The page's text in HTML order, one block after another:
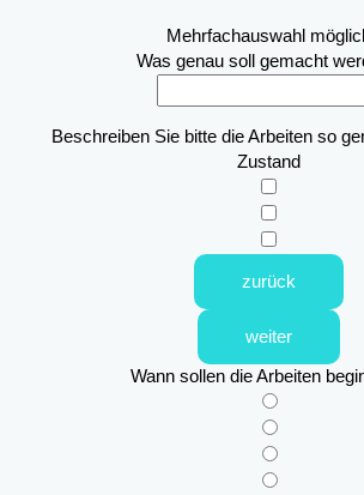
Mehrfachauswahl
Was genau soll gemacht
Beschreiben Sie bitte die Arbeiten so
Zustand
zurück
weiter
Wann sollen die Arbeiten